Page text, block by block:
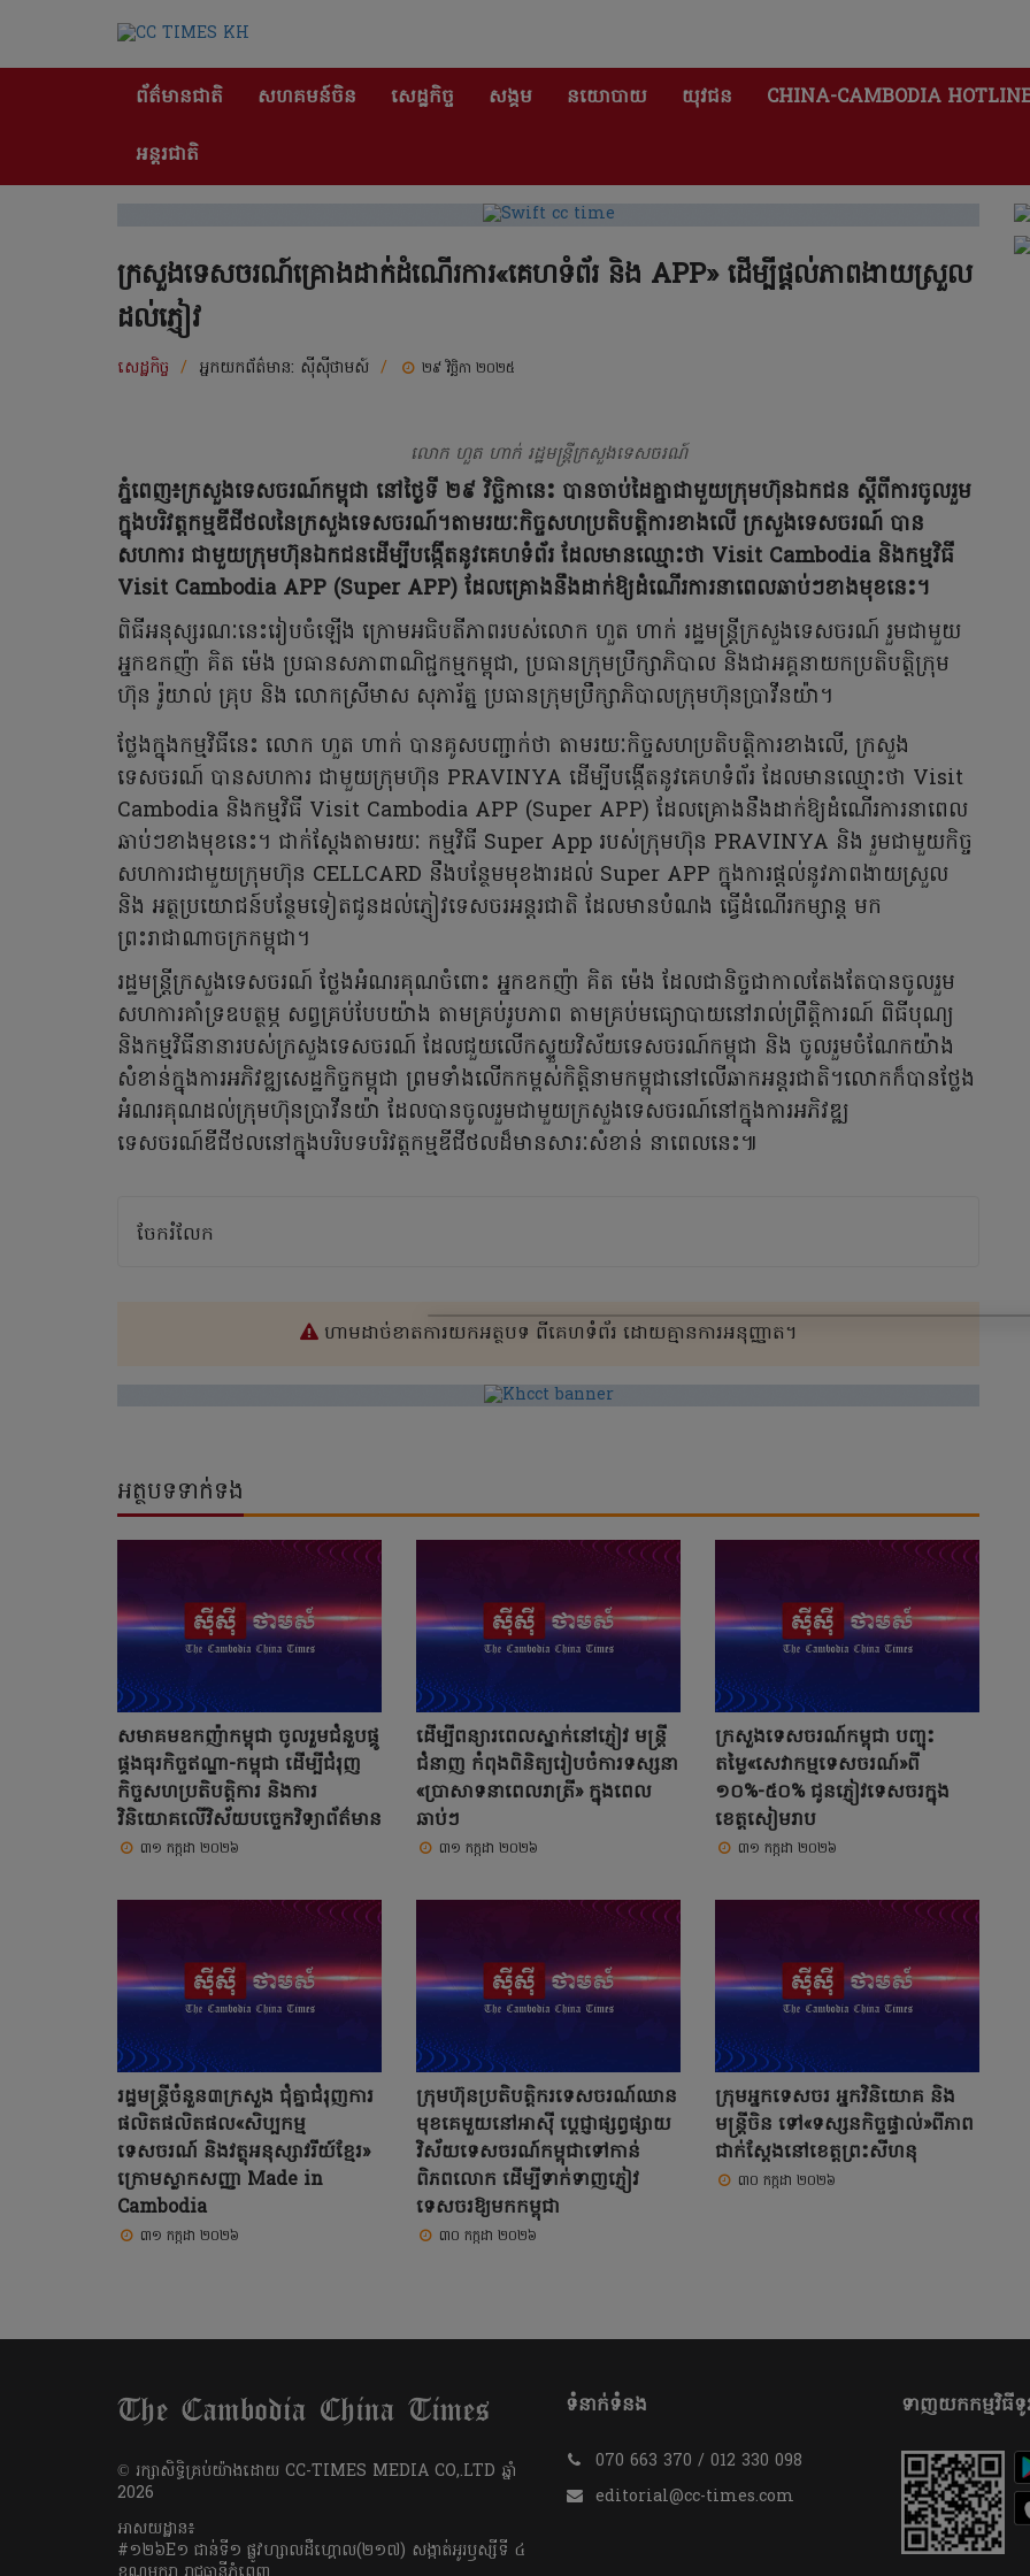
ព័ត៌មានជាតិ សហគមន៍ចិន សេដ្ឋកិច្ច សង្គម នយោបាយ យុវជន CHINA-CAMBODIA
អន្តរជាតិ
ក្រសួងទេសចរណ៍គ្រោងដាក់ដំណើរការ«គេហទំព័រ និង APP» ដើម្បីផ្តល់ភាពងាយស្រួល
ដល់ភ្ញៀវ
សេដ្ឋកិច្ច / អ្នកយកព័ត៌មាន: ស៊ីស៊ីថាមស៍ / ២៩ វិច្ឆិកា ២០២៥
លោក ហួត ហាក់ រដ្ឋមន្ត្រីក្រសួងទេសចរណ៍
ភ្នំពេញ៖ក្រសួងទេសចរណ៍កម្ពុជា នៅថ្ងៃទី ២៩ វិច្ឆិកានេះ បានចាប់ដៃគ្នាជាមួយក្រុមហ៊ុនឯកជន ស្តីពីការចូលរួម
ក្នុងបរិវត្តកម្មឌីជីថលនៃក្រសួងទេសចរណ៍។តាមរយៈកិច្ចសហប្រតិបត្តិការខាងលើ ក្រសួងទេសចរណ៍ បាន
សហការ ជាមួយក្រុមហ៊ុនឯកជនដើម្បីបង្កើតនូវគេហទំព័រ ដែលមានឈ្មោះថា Visit Cambodia និងកម្មវិធី
Visit Cambodia APP (Super APP) ដែលគ្រោងនឹងដាក់ឱ្យដំណើរការនាពេលឆាប់ៗខាងមុខនេះ។
ពិធីអនុស្សរណៈនេះរៀបចំឡើង ក្រោមអធិបតីភាពរបស់លោក ហួត ហាក់ រដ្ឋមន្ត្រីក្រសួងទេសចរណ៍ រួមជាមួយ
អ្នកឧកញ៉ា គិត ម៉េង ប្រធានសភាពាណិជ្ជកម្មកម្ពុជា, ប្រធានក្រុមប្រឹក្សាភិបាល និងជាអគ្គនាយកប្រតិបត្តិក្រុម
ហ៊ុន រ៉ូយាល់ គ្រុប និង លោកស្រីមាស សុភារ័ត្ន ប្រធានក្រុមប្រឹក្សាភិបាលក្រុមហ៊ុនប្រាវីនយ៉ា។
ថ្លែងក្នុងកម្មវិធីនេះ លោក ហួត ហាក់ បានគូសបញ្ជាក់ថា តាមរយៈកិច្ចសហប្រតិបត្តិការខាងលើ, ក្រសួង
ទេសចរណ៍ បានសហការ ជាមួយក្រុមហ៊ុន PRAVINYA ដើម្បីបង្កើតនូវគេហទំព័រ ដែលមានឈ្មោះថា Visit
Cambodia និងកម្មវិធី Visit Cambodia APP (Super APP) ដែលគ្រោងនឹងដាក់ឱ្យដំណើរការនាពេល
ឆាប់ៗខាងមុខនេះ។ ជាក់ស្តែងតាមរយៈ កម្មវិធី Super App របស់ក្រុមហ៊ុន PRAVINYA និង រួមជាមួយកិច្ច
សហការជាមួយក្រុមហ៊ុន CELLCARD នឹងបន្ថែមមុខងារដល់ Super APP ក្នុងការផ្ដល់នូវភាពងាយស្រួល
និង អត្ថប្រយោជន៍បន្ថែមទៀតជូនដល់ភ្ញៀវទេសចរអន្តរជាតិ ដែលមានបំណង ធ្វើដំណើរកម្សាន្ត មក
ព្រះរាជាណាចក្រកម្ពុជា។
រដ្ឋមន្ត្រីក្រសួងទេសចរណ៍ ថ្លែងអំណរគុណចំពោះ អ្នកឧកញ៉ា គិត ម៉េង ដែលជានិច្ចជាកាលតែងតែបានចូលរួម
សហការគាំទ្រឧបត្ថម្ភ សព្វគ្រប់បែបយ៉ាង តាមគ្រប់រូបភាព តាមគ្រប់មធ្យោបាយនៅរាល់ព្រឹត្តិការណ៍ ពិធីបុណ្យ
និងកម្មវិធីនានារបស់ក្រសួងទេសចរណ៍ ដែលជួយលើកស្ទួយវិស័យទេសចរណ៍កម្ពុជា និង ចូលរួមចំណែកយ៉ាង
សំខាន់ក្នុងការអភិវឌ្ឍសេដ្ឋកិច្ចកម្ពុជា ព្រមទាំងលើកកម្ពស់កិត្តិនាមកម្ពុជានៅលើឆាកអន្តរជាតិ។លោកក៏បានថ្លែង
អំណរគុណដល់ក្រុមហ៊ុនប្រាវីនយ៉ា ដែលបានចូលរួមជាមួយក្រសួងទេសចរណ៍នៅក្នុងការអភិវឌ្ឍ
ទេសចរណ៍ឌីជីថលនៅក្នុងបរិបទបរិវត្តកម្មឌីជីថលដ៏មានសារៈសំខាន់ នាពេលនេះ៕
ចែករំលែក
ហាមដាច់ខាតការយកអត្ថបទ ពីគេហទំព័រ ដោយគ្មានការអនុញ្ញាត។
អត្ថបទទាក់ទង
សមាគមឧកញ៉ាកម្ពុជា ចូលរួមជំនួបផ្គូ
ផ្គងធុរកិច្ចឥណ្ឌា-កម្ពុជា ដើម្បីជំរុញ
កិច្ចសហប្រតិបត្តិការ និងការ
វិនិយោគលើវិស័យបច្ចេកវិទ្យាព័ត៌មាន
៣១ កក្កដា ២០២៦
ដើម្បីពន្យារពេលស្នាក់នៅភ្ញៀវ មន្ត្រី
ជំនាញ កំពុងពិនិត្យរៀបចំការទស្សនា
«ប្រាសាទនាពេលរាត្រី» ក្នុងពេល
ឆាប់ៗ
៣១ កក្កដា ២០២៦
ក្រសួងទេសចរណ៍កម្ពុជា បញ្ចុះ
តម្លៃ«សេវាកម្មទេសចរណ៍»ពី
១០%-៥០% ជូនភ្ញៀវទេសចរក្នុង
ខេត្តសៀមរាប
៣១ កក្កដា ២០២៦
រដ្ឋមន្ត្រីចំនួន៣ក្រសួង ជុំគ្នាជំរុញការ
ផលិតផលិតផល«សិប្បកម្ម
ទេសចរណ៍ និងវត្ថុអនុស្សាវរីយ៍ខ្មែរ»
ក្រោមស្លាកសញ្ញា Made in
Cambodia
៣១ កក្កដា ២០២៦
ក្រុមហ៊ុនប្រតិបត្តិករទេសចរណ៍ឈាន
មុខគេមួយនៅអាស៊ី ប្ដេជ្ញាផ្សព្វផ្សាយ
វិស័យទេសចរណ៍កម្ពុជាទៅកាន់
ពិភពលោក ដើម្បីទាក់ទាញភ្ញៀវ
ទេសចរឱ្យមកកម្ពុជា
៣០ កក្កដា ២០២៦
ក្រុមអ្នកទេសចរ អ្នកវិនិយោគ និង
មន្ត្រីចិន ទៅ«ទស្សនកិច្ចផ្ទាល់»ពីភាព
ជាក់ស្តែងនៅខេត្តព្រះសីហនុ
៣០ កក្កដា ២០២៦
​© រក្សា​សិទ្ធិ​គ្រប់​យ៉ាង​ដោយ​ CC-TIMES MEDIA CO,.LTD ឆ្នាំ​
2026
អាសយដ្ឋាន៖
#១២៦E១ ជាន់ទី១ ផ្លូវហ្សាលដឺហ្គោល(២១៧) សង្កាត់អូរឫស្សីទី ៤
ទំនាក់ទំនង
070 663 370 / 012 330 098
editorial@cc-times.com
ទាញយកកម្មវិធីទូ